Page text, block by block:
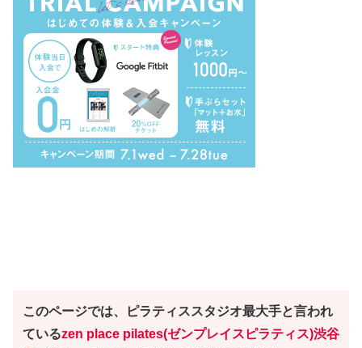
このページでは、ピラティススタジオ最大手と言われ
ているzen place pilates(ゼンプレイスピラティス)渋谷